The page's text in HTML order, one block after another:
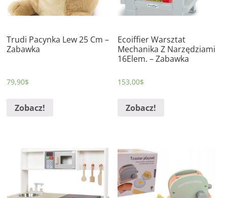
Trudi Pacynka Lew 25 Cm –
Zabawka
79,90$
Zobacz!
Ecoiffier Warsztat
Mechanika Z Narzędziami
16Elem. – Zabawka
153,00$
Zobacz!